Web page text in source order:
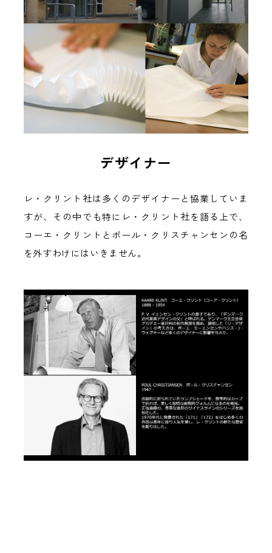
デザイナー
レ・クリント社は多くのデザイナーと協業していま
すが、その中でも特にレ・クリント社を語る上で、
コーエ・クリントとポール・クリスチャンセンの名
を外すわけにはいきません。